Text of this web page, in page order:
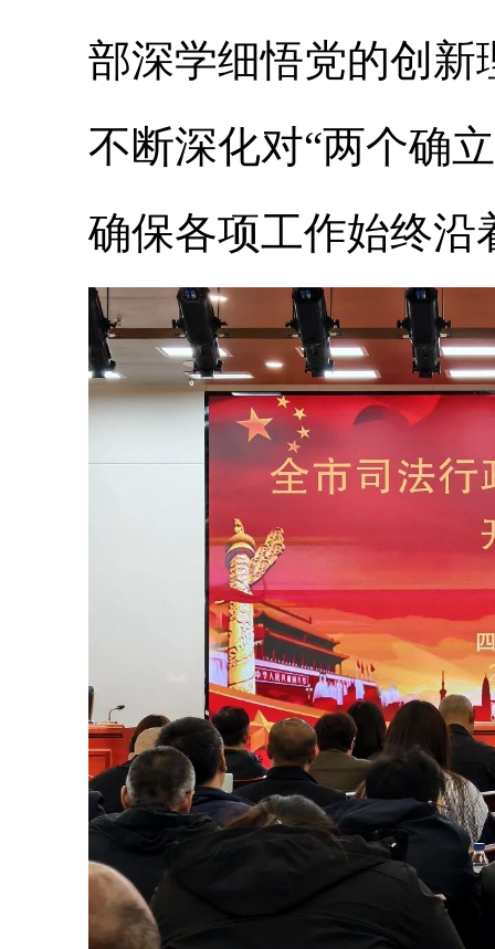
部深学细悟党的创新
不断深化对“两个确
确保各项工作始终沿